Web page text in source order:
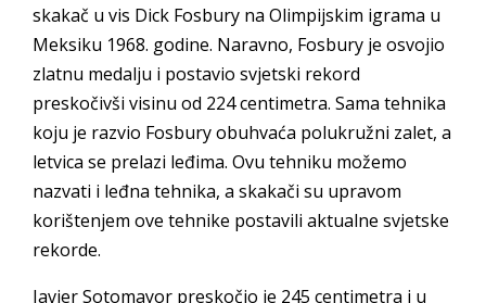
skakač u vis Dick Fosbury na Olimpijskim igrama u
Meksiku 1968. godine. Naravno, Fosbury je osvojio
zlatnu medalju i postavio svjetski rekord
preskočivši visinu od 224 centimetra. Sama tehnika
koju je razvio Fosbury obuhvaća polukružni zalet, a
letvica se prelazi leđima. Ovu tehniku možemo
nazvati i leđna tehnika, a skakači su upravom
korištenjem ove tehnike postavili aktualne svjetske
rekorde.
Javier Sotomayor preskočio je 245 centimetra i u